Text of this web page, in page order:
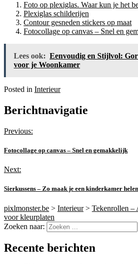
Foto op plexiglas. Waar kun je het
Plexiglas schilderijen
Contour gesneden stickers op maat
Fotocollage op canvas – Snel en
Lees ook: Eenvoudig en Stijlvol:
voor je Woonkamer
Posted in Interieur
Berichtnavigatie
Previous:
Fotocollage op canvas – Snel en gemakkelijk
Next:
Sierkussens – Zo maak je een kinderkamer
pixlmonster.be > Interieur> Tekenrollen –
voor kleurplaten
Zoeken naar:
Recente berichten